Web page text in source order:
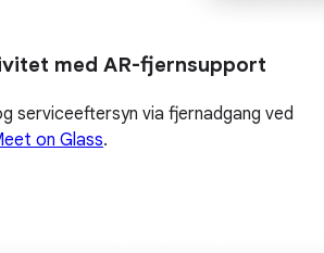
med AR-fjernsupport
serviceeftersyn via fjernadgang ved
on Glass.